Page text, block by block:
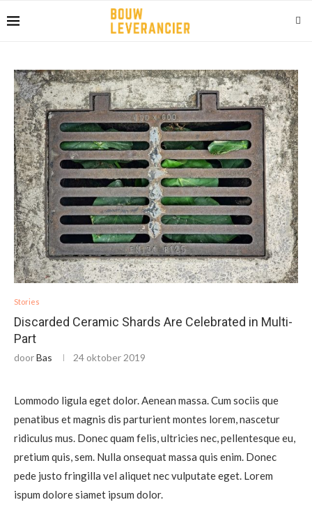
Stories
Discarded Ceramic Shards Are Celebrated in Multi-
Part
doorBas 24 oktober 2019
Lommodo ligula eget dolor. Aenean massa. Cum sociis que
penatibus et magnis dis parturient montes lorem, nascetur
ridiculus mus. Donec quam felis, ultricies nec, pellentesque eu,
pretium quis, sem. Nulla onsequat massa quis enim. Donec
pede justo fringilla vel aliquet nec vulputate eget. Lorem
ispum dolore siamet ipsum dolor.